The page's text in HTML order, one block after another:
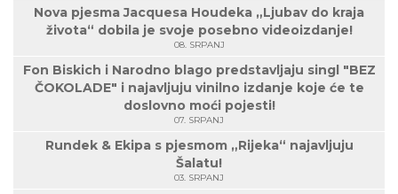
Nova pjesma Jacquesa Houdeka „Ljubav do kraja
života“ dobila je svoje posebno videoizdanje!
08. SRPANJ
Fon Biskich i Narodno blago predstavljaju singl "BEZ
ČOKOLADE" i najavljuju vinilno izdanje koje će te
doslovno moći pojesti!
07. SRPANJ
Rundek & Ekipa s pjesmom „Rijeka“ najavljuju
Šalatu!
03. SRPANJ